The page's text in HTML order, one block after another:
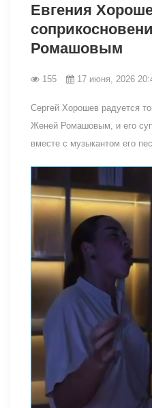
Евгения
Ромашовым
155 17 июня, 2026
Сергей Хорошев радуется
Женей Ромашовым, и его
вместе с музыкантом его